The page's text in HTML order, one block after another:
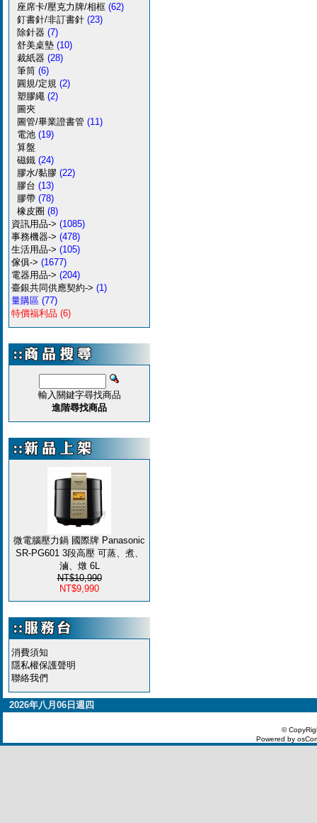
座席卡/壓克力牌/相框 (62)
釘書針/非訂書針 (23)
除針器 (7)
舒美桌墊 (10)
裁紙器 (28)
筆筒 (6)
圓規/定規 (2)
塑膠繩 (2)
圖夾
圖管/畢業證書管 (11)
電池 (19)
算盤
磁鐵 (24)
膠水/黏膠 (22)
膠台 (13)
膠帶 (78)
橡皮圈 (8)
資訊用品-> (1085)
事務機器-> (478)
生活用品-> (105)
傢俱-> (1677)
電器用品-> (204)
臺銀共同供應契約-> (1)
量購區 (77)
特價福利品 (6)
輸入關鍵字尋找商品
進階尋找商品
微電腦壓力鍋 國際牌 Panasonic
SR-PG601 3段高壓 可蒸、煮、
滷、燉 6L
NT$10,990
NT$9,990
消費須知
隱私權保護聲明
聯絡我們
2026年八月06日週四
©
Powered by